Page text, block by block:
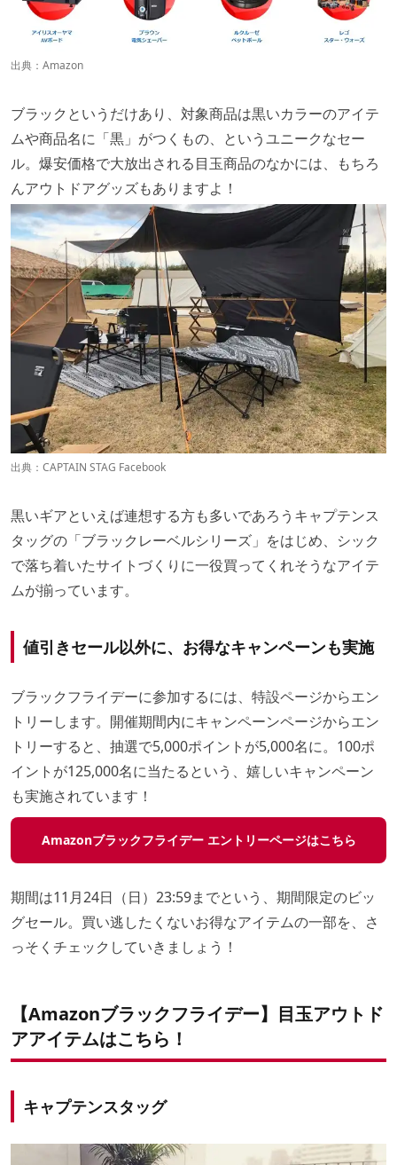
出典： Amazon
ブラックというだけあり、対象商品は黒いカラーのアイテ
ムや商品名に「黒」がつくもの、というユニークなセー
ル。爆安価格で大放出される目玉商品のなかには、もちろ
んアウトドアグッズもありますよ！
出典： CAPTAIN STAG Facebook
黒いギアといえば連想する方も多いであろうキャプテンス
タッグの「ブラックレーベルシリーズ」をはじめ、シック
で落ち着いたサイトづくりに一役買ってくれそうなアイテ
ムが揃っています。
値引きセール以外に、お得なキャンペーンも実施
ブラックフライデーに参加するには、特設ページからエン
トリーします。開催期間内にキャンペーンページからエン
トリーすると、抽選で5,000ポイントが5,000名に。100ポ
イントが125,000名に当たるという、嬉しいキャンペーン
も実施されています！
Amazonブラックフライデー エントリーページはこちら
期間は11月24日（日）23:59までという、期間限定のビッ
グセール。買い逃したくないお得なアイテムの一部を、さ
っそくチェックしていきましょう！
【Amazonブラックフライデー】目玉アウトド
アアイテムはこちら！
キャプテンスタッグ